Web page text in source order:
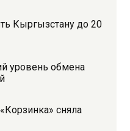
Кыргызстану до 20
уровень обмена
сняла